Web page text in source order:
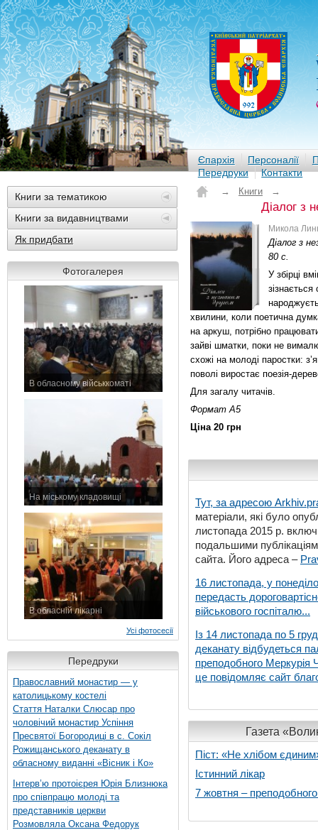
Єпархія Персоналії
Передруки
Контакти
Книги за тематикою
Книги за видавництвами
Як придбати
Фотогалерея
В обласному військкоматі
На міському кладовищі
В обласній лікарні
Усі фотосесії
Передруки
Православний монастир — у
католицькому костелі
Стаття Наталки Слюсар про
чоловічий монастир Успіння
Пресвятої Богородиці в с. Сокіл
Рожищанського деканату в
обласному виданні «Вісник і Ко»
Інтерв’ю протоієрея Юрія Близнюка
про співпрацю молоді та
представників церкви
Розмовляла Оксана Федорук
→ Книги →
Діалог з
Микола
Діалог з
80 с.
У збірці
хвилини, коли поетична
на аркуш, потрібно
зайві шматки, поки не
схожі на молоді паростки:
поволі виростає поезія-
Для загалу читачів.
Формат А5
Ціна 20 грн
Тут, за адресою
матеріали, які було
листопада 2015 р.
подальшими
сайта. Його адреса –
16 листопада, у
передасть
військового госпіталю...
Із 14 листопада по 5
деканату відбудеться
преподобного Меркурія
це повідомляє сайт
Газета
Піст: «Не хлібом
Істинний лікар
7 жовтня –